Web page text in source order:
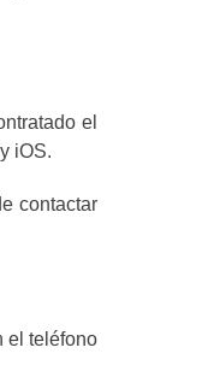
el
iOS.
contactar
el teléfono